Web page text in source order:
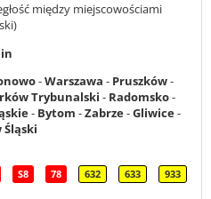
między miejscowościami
-Warszawa - Pruszków-
Trybunalski - Radomsko-
- Bytom -Zabrze-Gliwice-
Śląski
S8 78 632 633 933